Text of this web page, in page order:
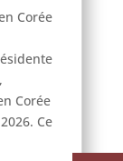
Corée
Corée
Ce